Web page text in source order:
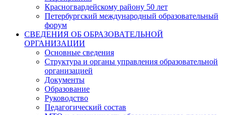
Красногвардейскому району 50 лет
Петербургский международный образовательный
форум
СВЕДЕНИЯ ОБ ОБРАЗОВАТЕЛЬНОЙ
ОРГАНИЗАЦИИ
Основные сведения
Структура и органы управления образовательной
организацией
Документы
Образование
Руководство
Педагогический состав